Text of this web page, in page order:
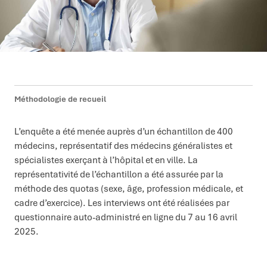
Méthodologie de recueil
L’enquête a été menée auprès d’un échantillon de 400
médecins, représentatif des médecins généralistes et
spécialistes exerçant à l’hôpital et en ville. La
représentativité de l’échantillon a été assurée par la
méthode des quotas (sexe, âge, profession médicale, et
cadre d’exercice). Les interviews ont été réalisées par
questionnaire auto-administré en ligne du 7 au 16 avril
2025.